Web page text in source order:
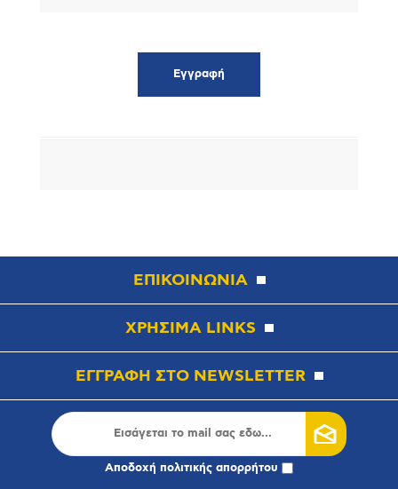
ΕΠΙΚΟΙΝΩΝΙΑ
ΧΡΗΣΙΜΑ LINKS
ΕΓΓΡΑΦΗ ΣΤΟ NEWSLETTER
Αποδοχή πολιτικής απορρήτου